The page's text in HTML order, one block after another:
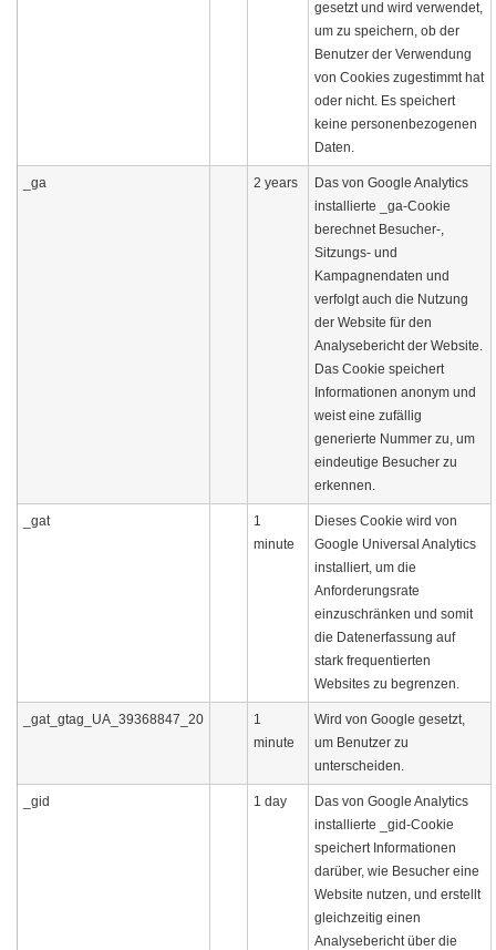
gesetzt und wird verwendet,
um zu speichern, ob der
Benutzer der Verwendung
von Cookies zugestimmt hat
oder nicht. Es speichert
keine personenbezogenen
Daten.
_ga 2 years
Das von Google Analytics
installierte _ga-Cookie
berechnet Besucher-,
Sitzungs- und
Kampagnendaten und
verfolgt auch die Nutzung
der Website für den
Analysebericht der Website.
Das Cookie speichert
Informationen anonym und
weist eine zufällig
generierte Nummer zu, um
eindeutige Besucher zu
erkennen.
_gat
1
minute
Dieses Cookie wird von
Google Universal Analytics
installiert, um die
Anforderungsrate
einzuschränken und somit
die Datenerfassung auf
stark frequentierten
Websites zu begrenzen.
_gat_gtag_UA_39368847_20
1
minute
Wird von Google gesetzt,
um Benutzer zu
unterscheiden.
_gid 1 day
Das von Google Analytics
installierte _gid-Cookie
speichert Informationen
darüber, wie Besucher eine
Website nutzen, und erstellt
gleichzeitig einen
Analysebericht über die